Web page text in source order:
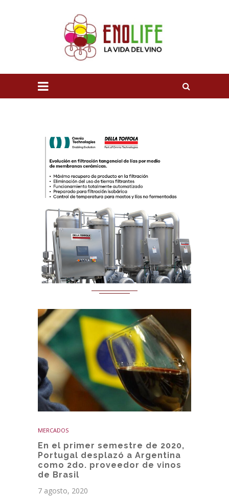
MERCADOS
En el primer semestre de 2020,
Portugal desplazó a Argentina
como 2do. proveedor de vinos
de Brasil
7 agosto, 2020